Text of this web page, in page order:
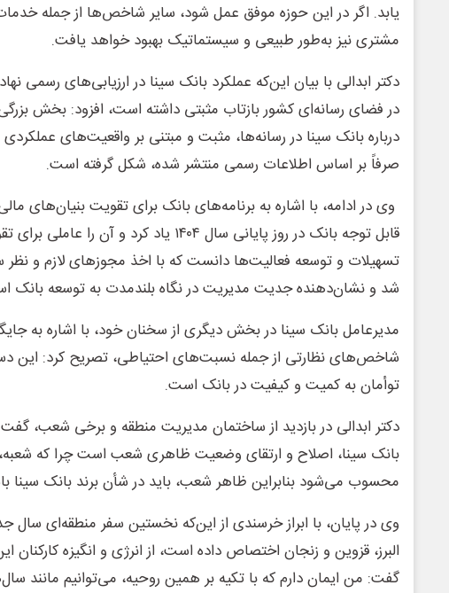
یابد. اگر در این حوزه موفق عمل شود، سایر شاخص‌ها از جمله
مشتری نیز به‌طور طبیعی و سیستماتیک بهبود خواهد یافت.
دکتر ابدالی با بیان این‌که عملکرد بانک سینا در ارزیابی‌های رسمی
در فضای رسانه‌ای کشور بازتاب مثبتی داشته است، افزود: بخش
درباره بانک سینا در رسانه‌ها، مثبت و مبتنی بر واقعیت‌های
صرفاً بر اساس اطلاعات رسمی منتشر شده، شکل گرفته است.
وی در ادامه، با اشاره به برنامه‌های بانک برای تقویت بنیان‌های
قابل توجه بانک در روز پایانی سال ۱۴۰۴ یاد کرد و آن
تسهیلات و توسعه فعالیت‌ها دانست که با اخذ مجوزهای لازم و نظر
شد و نشان‌دهنده جدیت مدیریت در نگاه بلندمدت به توسعه بانک
مدیرعامل بانک سینا در بخش دیگری از سخنان خود، با اشاره به
شاخص‌های نظارتی از جمله نسبت‌های احتیاطی، تصریح کرد: این
توأمان به کمیت و کیفیت در بانک است.
دکتر ابدالی در بازدید از ساختمان مدیریت منطقه و برخی شعب،
بانک سینا، اصلاح و ارتقای وضعیت ظاهری شعب است چرا که شعبه،
محسوب می‌شود بنابراین ظاهر شعب، باید در شأن برند بانک سینا
وی در پایان، با ابراز خرسندی از این‌که نخستین سفر منطقه‌ای سال
البرز، قزوین و زنجان اختصاص داده است، از انرژی و انگیزه کارکنان
گفت: من ایمان دارم که با تکیه بر همین روحیه، می‌توانیم مانند